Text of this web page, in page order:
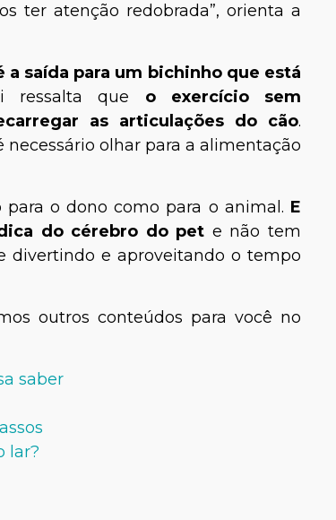
ter atenção redobrada”, orienta a
saída para um bichinho que está
ressalta que o exercício sem
as articulações do cão.
necessário olhar para a alimentação
o dono como para o animal. E
do cérebro do pet e não tem
divertindo e aproveitando o tempo
outros conteúdos para você no
saber
lar?